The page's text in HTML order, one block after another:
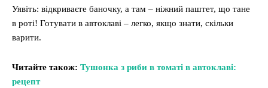
Уявіть: відкриваєте баночку, а там – ніжний паштет, що тане
в роті! Готувати в автоклаві – легко, якщо знати, скільки
варити.
Читайте також: Тушонка з риби в томаті в автоклаві:
рецепт